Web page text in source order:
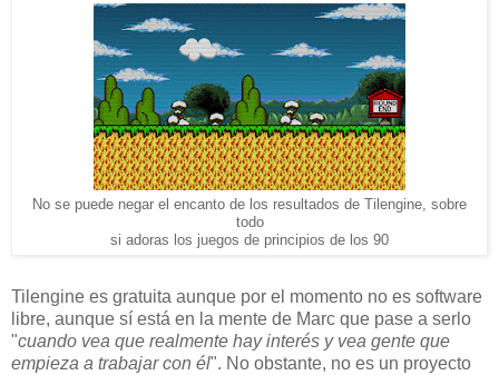
No se puede negar el encanto de los resultados de Tilengine, sobre
todo
si adoras los juegos de principios de los 90
Tilengine es gratuita aunque por el momento no es software
libre, aunque sí está en la mente de Marc que pase a serlo
"cuando vea que realmente hay interés y vea gente que
empieza a trabajar con él". No obstante, no es un proyecto